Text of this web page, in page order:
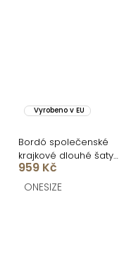
Vyrobeno v EU
Bordó společenské
krajkové dlouhé šaty
ZERULON
959 Kč
ONESIZE